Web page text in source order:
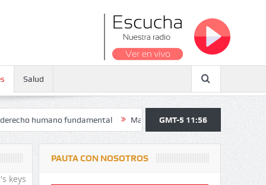
Salud
fundamental Maratón atendió a más de 38.000 jóvenes y
GMT-5 11:56
keys
PAUTA CON NOSOTROS